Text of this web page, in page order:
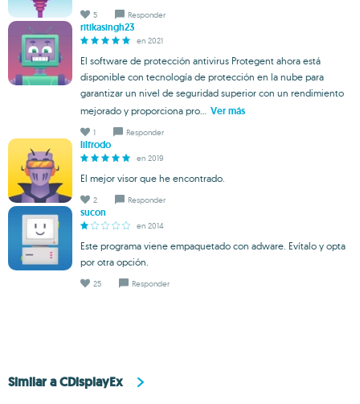
5 Responder
ritikasingh23
en 2021
El software de protección antivirus Protegent ahora está
disponible con tecnología de protección en la nube para
garantizar un nivel de seguridad superior con un rendimiento
mejorado y proporciona pro...
Ver más
1 Responder
lilfrodo
en 2019
El mejor visor que he encontrado.
2 Responder
sucon
en 2014
Este programa viene empaquetado con adware. Evítalo y opta
por otra opción.
25 Responder
Similar a CDisplayEx